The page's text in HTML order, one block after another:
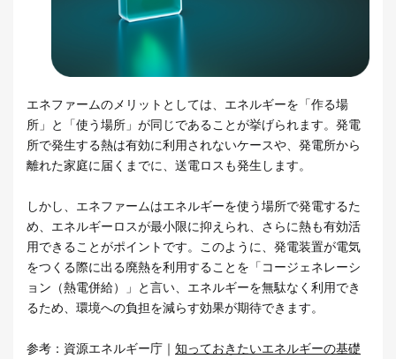
エネファームのメリットとしては、エネルギーを「作る場
所」と「使う場所」が同じであることが挙げられます。発電
所で発生する熱は有効に利用されないケースや、発電所から
離れた家庭に届くまでに、送電ロスも発生します。
しかし、エネファームはエネルギーを使う場所で発電するた
め、エネルギーロスが最小限に抑えられ、さらに熱も有効活
用できることがポイントです。このように、発電装置が電気
をつくる際に出る廃熱を利用することを「コージェネレーシ
ョン（熱電併給）」と言い、エネルギーを無駄なく利用でき
るため、環境への負担を減らす効果が期待できます。
参考：資源エネルギー庁｜ 知っておきたいエネルギーの基礎